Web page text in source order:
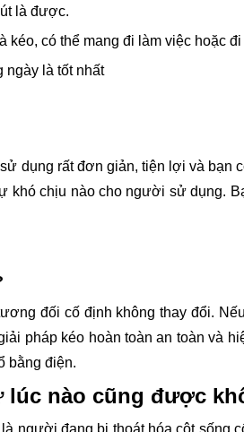
là được.
có thể mang đi làm việc hoặc
ngày là tốt nhất
dụng rất đơn giản, tiện lợi và
khó chịu nào cho người sử dụng.
đối cố định không thay đổi.
pháp kéo hoàn toàn an toàn và
bằng điện.
lúc nào cũng được
người đang bị thoát hóa cột sống